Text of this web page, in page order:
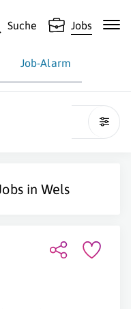
Suche Jobs
Job-Alarm
inWels